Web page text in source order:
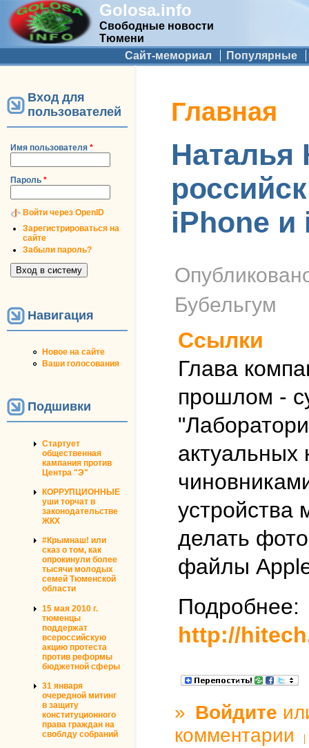
Golosa.info
Свободные новости
Тюмени
Дополнительное меню
Сайт-мемориал Популярные
Вход для
пользователей
Имя пользователя *
Пароль *
Войти через OpenID
Зарегистрироваться на
сайте
Забыли пароль?
Навигация
Новое на сайте
Ваши голосования
Подшивки
Стартует
общественная
кампания против
Центра "Э"
КОРРУПЦИОННЫЕ
уши торчат в
законодательстве
ЖКХ
#Крымнаш! или
сказ о том, как
опрокинули более
тысячи молодых
семей Тюменской
области
15 мая 2010 г.
тюменцы
поддержат
всероссийскую
акцию протеста
против реформы
бюджетной сферы
31 января
очередной митинг
в защиту
конституционного
права граждан на
своблду собраний
Вы здесь
Главная
Наталья
iPhone и
Бубельгум
Ссылки
Глава
прошлом -
актуальных
устройства
делать
файлы
Подробнее:
http://
» Войдите
комментарии